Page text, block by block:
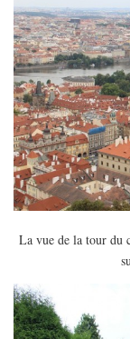
La vue de la tour du